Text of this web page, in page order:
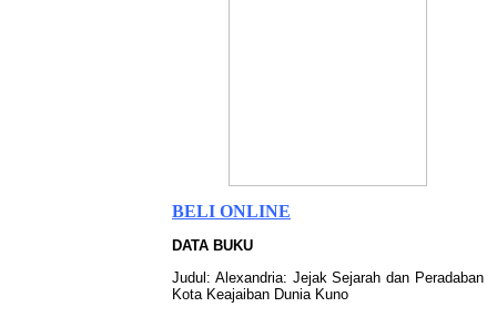
BELI ONLINE
DATA BUKU
Judul: Alexandria: Jejak Sejarah dan Peradaban
Kota Keajaiban Dunia Kuno